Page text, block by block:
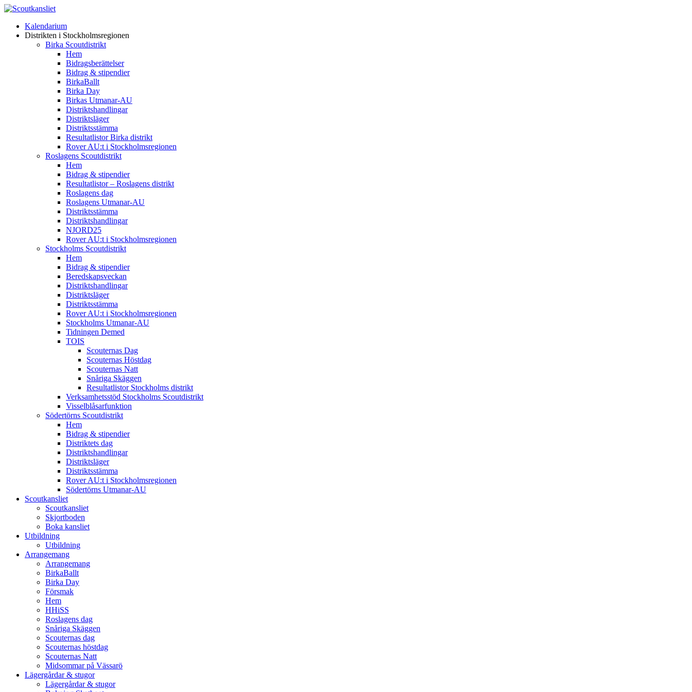
Kalendarium
Distrikten i Stockholmsregionen
Birka Scoutdistrikt
Hem
Bidragsberättelser
Bidrag & stipendier
BirkaBallt
Birka Day
Birkas Utmanar-AU
Distriktshandlingar
Distriktsläger
Distriktsstämma
Resultatlistor Birka distrikt
Rover AU:t i Stockholmsregionen
Roslagens Scoutdistrikt
Hem
Bidrag & stipendier
Resultatlistor – Roslagens distrikt
Roslagens dag
Roslagens Utmanar-AU
Distriktsstämma
Distriktshandlingar
NJORD25
Rover AU:t i Stockholmsregionen
Stockholms Scoutdistrikt
Hem
Bidrag & stipendier
Beredskapsveckan
Distriktshandlingar
Distriktsläger
Distriktsstämma
Rover AU:t i Stockholmsregionen
Stockholms Utmanar-AU
Tidningen Demed
TOIS
Scouternas Dag
Scouternas Höstdag
Scouternas Natt
Snåriga Skäggen
Resultatlistor Stockholms distrikt
Verksamhetsstöd Stockholms Scoutdistrikt
Visselblåsarfunktion
Södertörns Scoutdistrikt
Hem
Bidrag & stipendier
Distriktets dag
Distriktshandlingar
Distriktsläger
Distriktsstämma
Rover AU:t i Stockholmsregionen
Södertörns Utmanar-AU
Scoutkansliet
Scoutkansliet
Skjortboden
Boka kansliet
Utbildning
Utbildning
Arrangemang
Arrangemang
BirkaBallt
Birka Day
Försmak
Hem
HHiSS
Roslagens dag
Snåriga Skäggen
Scouternas dag
Scouternas höstdag
Scouternas Natt
Midsommar på Vässarö
Lägergårdar & stugor
Lägergårdar & stugor